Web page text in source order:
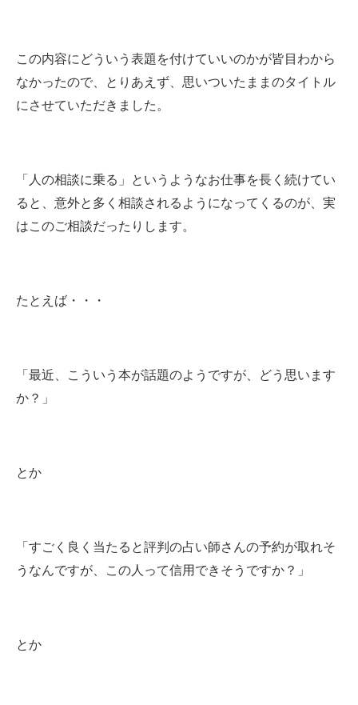
この内容にどういう表題を付けていいのかが皆目わから
なかったので、とりあえず、思いついたままのタイトル
にさせていただきました。
「人の相談に乗る」というようなお仕事を長く続けてい
ると、意外と多く相談されるようになってくるのが、実
はこのご相談だったりします。
たとえば・・・
「最近、こういう本が話題のようですが、どう思います
か？」
とか
「すごく良く当たると評判の占い師さんの予約が取れそ
うなんですが、この人って信用できそうですか？」
とか